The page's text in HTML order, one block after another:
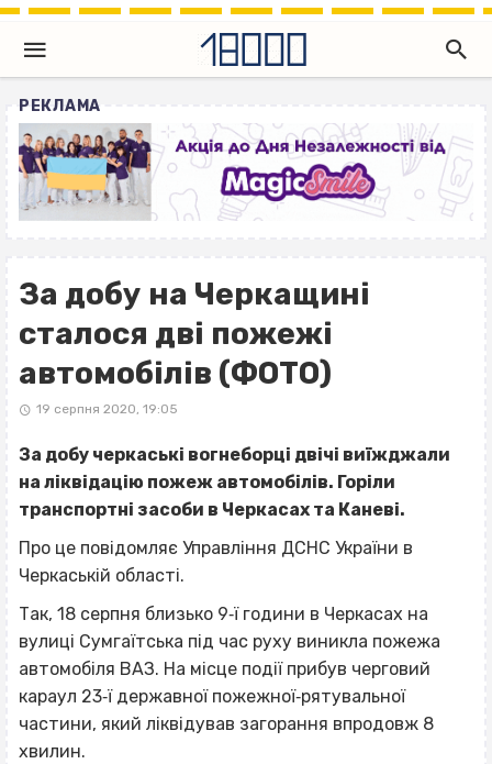
РЕКЛАМА
За добу на Черкащині
сталося дві пожежі
автомобілів (ФОТО)
19 серпня 2020, 19:05
За добу черкаські вогнеборці двічі виїжджали
на ліквідацію пожеж автомобілів. Горіли
транспортні засоби в Черкасах та Каневі.
Про це повідомляє Управління ДСНС України в
Черкаській області.
Так, 18 серпня близько 9‐ї години в Черкасах на
вулиці Сумгаїтська під час руху виникла пожежа
автомобіля ВАЗ. На місце події прибув черговий
караул 23‐ї державної пожежної‐рятувальної
частини, який ліквідував загорання впродовж 8
хвилин.